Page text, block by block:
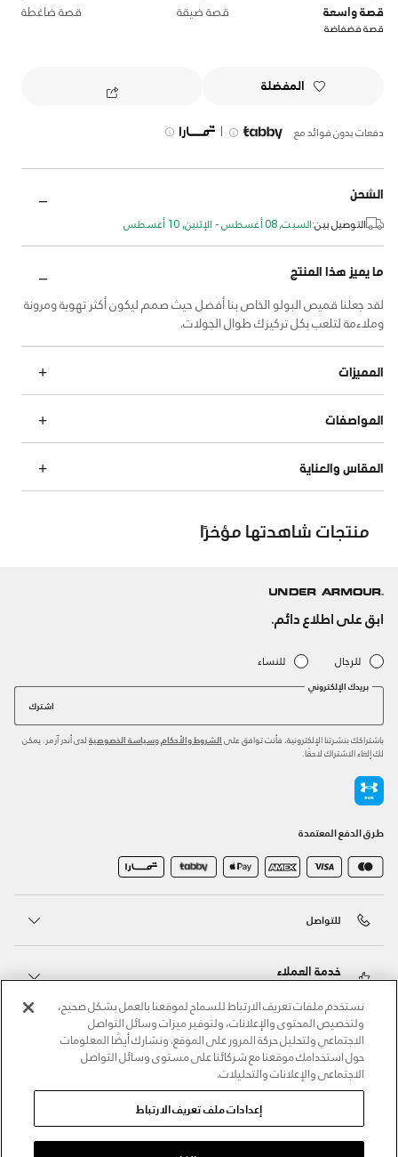
قصة واسعة قصة ضيقة قصة ضاغطة
قصة فضفاضة
المفضلة
دفعات بدون فوائد مع |
الشحن
التوصيل بين:السبت, 08 أغسطس - الإثنين, 10 أغسطس
ما يميز هذا المنتج
لقد جعلنا قميص البولو الخاص بنا أفضل حيث صمم ليكون أكثر تهوية ومرونة
وملاءمة لتلعب بكل تركيزك طوال الجولات.
المميزات
المواصفات
المقاس والعناية
منتجات شاهدتها مؤخرًا
ابق على اطلاع دائم.
للرجال للنساء
بريدك الإلكتروني
اشترك
باشتراكك بنشرتنا الإلكترونية، فأنت توافق على الشروط والأحكام وسياسة الخصوصية لدى أندر آرمر. يمكن
لك إلغاء الاشتراك لاحقًا.
طرق الدفع المعتمدة
للتواصل
خدمة العملاء
حول أندر آرمر
أندر آرمر على الشبكات الاجتماعية
نستخدم ملفات تعريف الارتباط للسماح لموقعنا بالعمل بشكل صحيح،
ولتخصيص المحتوى والإعلانات، ولتوفير ميزات وسائل التواصل
الاجتماعي ولتحليل حركة المرور على الموقع. ونشارك أيضًا المعلومات
حول استخدامك موقعنا مع شركائنا على مستوى وسائل التواصل
الاجتماعي والإعلانات والتحليلات.
إعدادات ملف تعريف الارتباط